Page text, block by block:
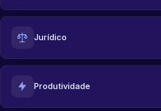
Jurídico
Produtividade